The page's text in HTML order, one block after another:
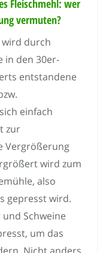
Fleischmehl: wer
vermuten?
durch
in den 30er-
entstandene
einfach
zur
Vergrößerung
wird zum
also
gepresst wird.
Schweine
um das